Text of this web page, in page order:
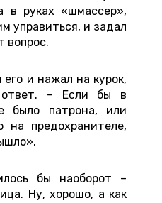
в руках «шмассер»,
управиться, и задал
вопрос.
его и нажал на курок,
– Если бы в
было патрона, или
на предохранителе,
бы наоборот –
Ну, хорошо, а как